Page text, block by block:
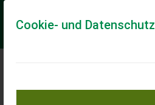
Cookie- und
Meine